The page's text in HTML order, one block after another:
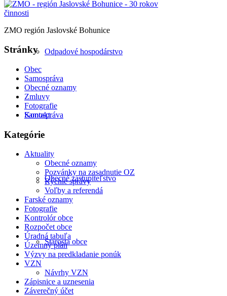
Odpadové hospodárstvo
Samospráva
Obecné zastupiteľstvo
Starosta obce
ZMO región Jaslovské Bohunice
Stránky
Obec
Samospráva
Obecné oznamy
Zmluvy
Fotografie
Kontakt
Kategórie
Aktuality
Obecné oznamy
Pozvánky na zasadnutie OZ
Rýchle správy
Voľby a referendá
Farské oznamy
Fotografie
Kontrolór obce
Rozpočet obce
Úradná tabuľa
Územný plán
Výzvy na predkladanie ponúk
VZN
Návrhy VZN
Zápisnice a uznesenia
Záverečný účet